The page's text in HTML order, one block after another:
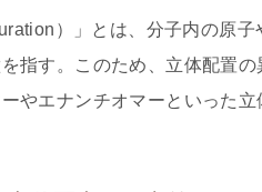
）」とは、分子内の原
指す。このため、立体配置
やエナンチオマーといった